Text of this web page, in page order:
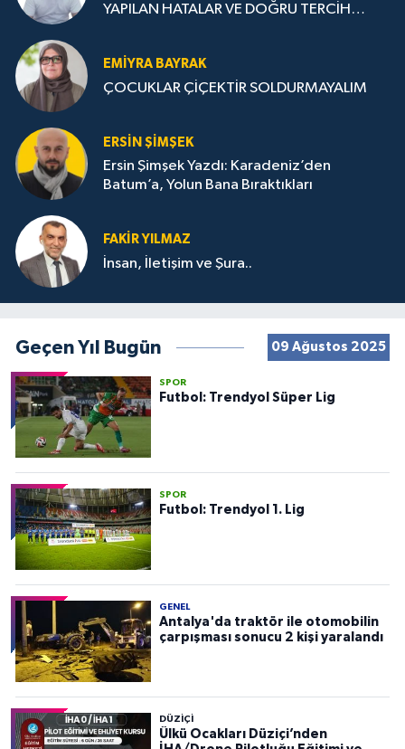
YAPILAN HATALAR VE DOĞRU TERCİH
EMIYRA BAYRAK
ÇOCUKLAR ÇİÇEKTİR SOLDURMAYALIM
ERSIN ŞIMŞEK
Ersin Şimşek Yazdı: Karadeniz’den
Batum’a, Yolun Bana Bıraktıkları
FAKIR YILMAZ
İnsan, İletişim ve Şura..
Geçen Yıl Bugün 09 Ağustos 2025
SPOR
Futbol: Trendyol Süper Lig
SPOR
Futbol: Trendyol 1. Lig
GENEL
Antalya'da traktör ile otomobilin
çarpışması sonucu 2 kişi yaralandı
DÜZIÇI
Ülkü Ocakları Düziçi’nden